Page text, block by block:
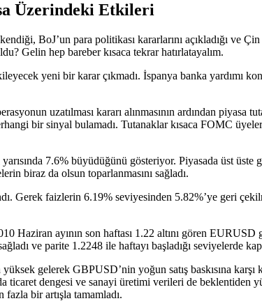
Üzerindeki Etkileri
BoJ’un para politikası kararlarını açıkladığı ve
Gelin hep bareber kısaca tekrar hatırlatayalım.
yeni bir karar çıkmadı. İspanya banka yardımı
uzatılması kararı alınmasının ardından piyasa
bir sinyal bulamadı. Tutanaklar kısaca FOMC
7.6% büyüdüğünü gösteriyor. Piyasada üst üste
biraz da olsun toparlanmasını sağladı.
Gerek faizlerin 6.19% seviyesinden 5.82%’ye geri
Haziran ayının son haftası 1.22 altını gören
ve parite 1.2248 ile haftayı başladığı seviyelerde
gelerek GBPUSD’nin yoğun satış baskısına karşı
ticaret dengesi ve sanayi üretimi verileri de beklentiden
bir artışla tamamladı.